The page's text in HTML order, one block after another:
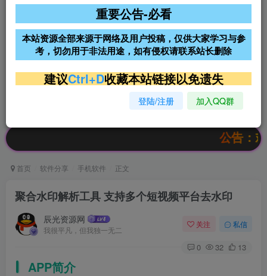
阿里云2核2G200M服务器68元/
年
雨云高防免备案服务器
超低价文字广告位招租 超低价文字广告位招租
超低价文字广告位招租
公告：欢迎
首页 软件分享 手机软件 正文
聚合水印解析工具 支持多个短视频平台去水印
辰光资源网
我很平凡，但我独一无二
关注 私信
0 32 13
APP简介
重要公告-必看
本站资源全部来源于网络及用户投稿，仅供大家学习与参
考，切勿用于非法用途，如有侵权请联系站长删除
建议Ctrl+D收藏本站链接以免遗失
登陆/注册 加入QQ群